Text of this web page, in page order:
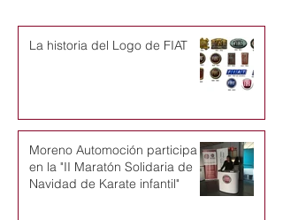
La historia del Logo de FIAT
Moreno Automoción participa
en la "II Maratón Solidaria de
Navidad de Karate infantil"